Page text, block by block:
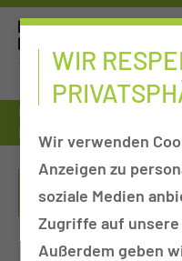
Fort- & Weiterbildung
Kommunikationstraining im
WIR
Wir verwenden
Anzeigen zu
soziale Medien
Zugriffe auf unsere
Außerdem geben